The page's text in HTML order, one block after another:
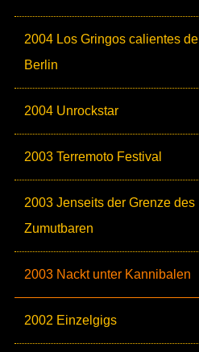
2004 Los Gringos calientes de
Berlin
2004 Unrockstar
2003 Terremoto Festival
2003 Jenseits der Grenze des
Zumutbaren
2003 Nackt unter Kannibalen
2002 Einzelgigs